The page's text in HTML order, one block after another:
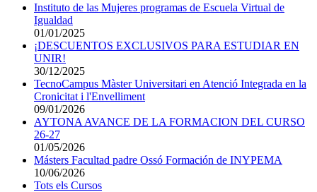
Instituto de las Mujeres programas de Escuela Virtual de
Igualdad
01/01/2025
¡DESCUENTOS EXCLUSIVOS PARA ESTUDIAR EN
UNIR!
30/12/2025
TecnoCampus Màster Universitari en Atenció Integrada en la
Cronicitat i l'Envelliment
09/01/2026
AYTONA AVANCE DE LA FORMACION DEL CURSO
26-27
01/05/2026
Másters Facultad padre Ossó Formación de INYPEMA
10/06/2026
Tots els Cursos